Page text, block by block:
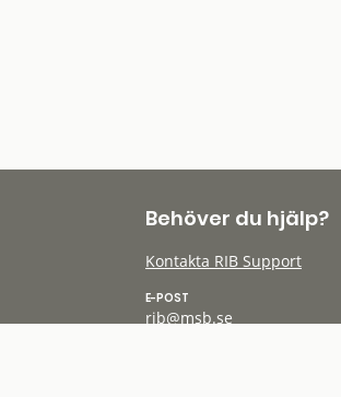
Behöver du hjälp?
Kontakta RIB Support
E-POST
rib@msb.se